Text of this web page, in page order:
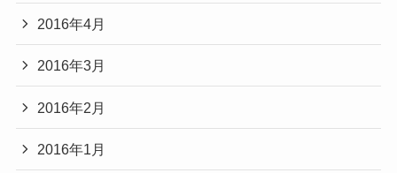
2016年4月
2016年3月
2016年2月
2016年1月